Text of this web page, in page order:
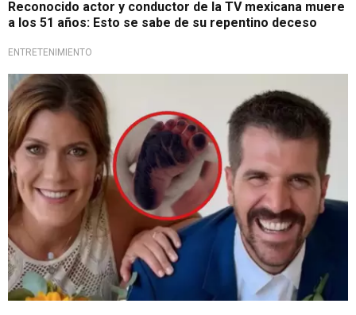
Reconocido actor y conductor de la TV mexicana muere
a los 51 años: Esto se sabe de su repentino deceso
ENTRETENIMIENTO
Un nuevo capítulo